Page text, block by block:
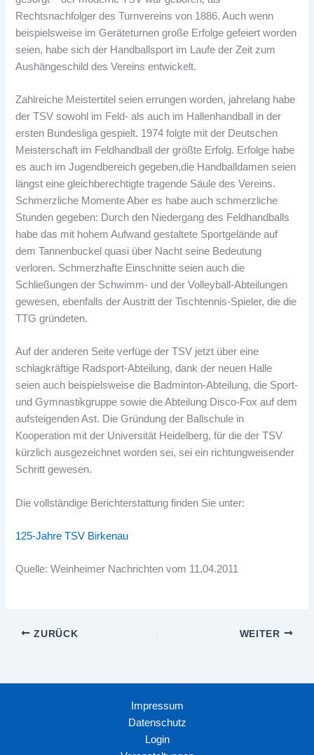
Rechtsnachfolger des Turnvereins von 1886. Auch wenn
beispielsweise im Geräteturnen große Erfolge gefeiert worden
seien, habe sich der Handballsport im Laufe der Zeit zum
Aushängeschild des Vereins entwickelt.
Zahlreiche Meistertitel seien errungen worden, jahrelang habe
der TSV sowohl im Feld- als auch im Hallenhandball in der
ersten Bundesliga gespielt. 1974 folgte mit der Deutschen
Meisterschaft im Feldhandball der größte Erfolg. Erfolge habe
es auch im Jugendbereich gegeben,die Handballdamen seien
längst eine gleichberechtigte tragende Säule des Vereins.
Schmerzliche Momente Aber es habe auch schmerzliche
Stunden gegeben: Durch den Niedergang des Feldhandballs
habe das mit hohem Aufwand gestaltete Sportgelände auf
dem Tannenbuckel quasi über Nacht seine Bedeutung
verloren. Schmerzhafte Einschnitte seien auch die
Schließungen der Schwimm- und der Volleyball-Abteilungen
gewesen, ebenfalls der Austritt der Tischtennis-Spieler, die die
TTG gründeten.
Auf der anderen Seite verfüge der TSV jetzt über eine
schlagkräftige Radsport-Abteilung, dank der neuen Halle
seien auch beispielsweise die Badminton-Abteilung, die Sport-
und Gymnastikgruppe sowie die Abteilung Disco-Fox auf dem
aufsteigenden Ast. Die Gründung der Ballschule in
Kooperation mit der Universität Heidelberg, für die der TSV
kürzlich ausgezeichnet worden sei, sei ein richtungweisender
Schritt gewesen.
Die vollständige Berichterstattung finden Sie unter:
125-Jahre TSV Birkenau
Quelle: Weinheimer Nachrichten vom 11.04.2011
ZURÜCK WEITER
Impressum
Datenschutz
Login